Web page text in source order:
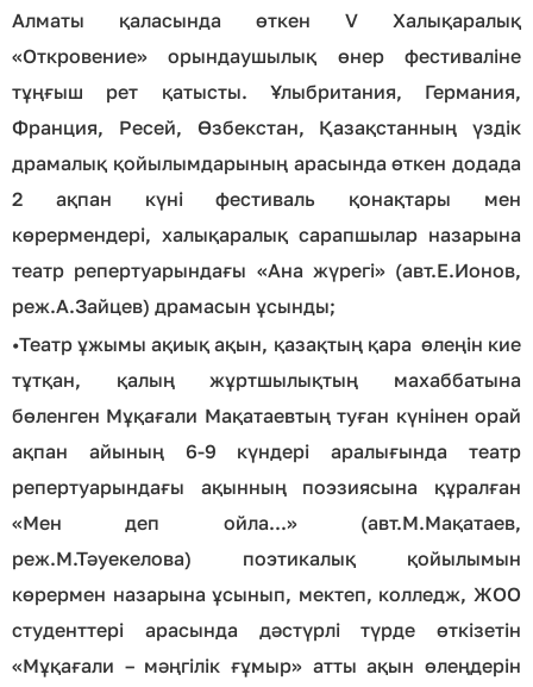
Алматы қаласында өткен V Халықаралық
«Откровение» орындаушылық өнер фестиваліне
тұңғыш рет қатысты. Ұлыбритания, Германия,
Франция, Ресей, Өзбекстан, Қазақстанның үздік
драмалық қойылымдарының арасында өткен додада
2 ақпан күні фестиваль қонақтары мен
көрермендері, халықаралық сарапшылар назарына
театр репертуарындағы «Ана жүрегі» (авт.Е.Ионов,
реж.А.Зайцев) драмасын ұсынды;
•Театр ұжымы ақиық ақын, қазақтың қара өлеңін кие
тұтқан, қалың жұртшылықтың махаббатына
бөленген Мұқағали Мақатаевтың туған күнінен орай
ақпан айының 6-9 күндері аралығында театр
репертуарындағы ақынның поэзиясына құралған
«Мен деп ойла...» (авт.М.Мақатаев,
реж.М.Тәуекелова) поэтикалық қойылымын
көрермен назарына ұсынып, мектеп, колледж, ЖОО
студенттері арасында дәстүрлі түрде өткізетін
«Мұқағали – мәңгілік ғұмыр» атты ақын өлеңдерін